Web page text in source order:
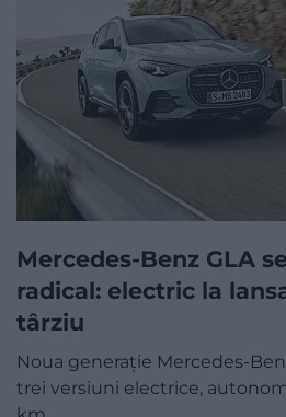
Mercedes-Benz GLA
radical: electric la
târziu
Noua generație Mercedes-
trei versiuni electrice,